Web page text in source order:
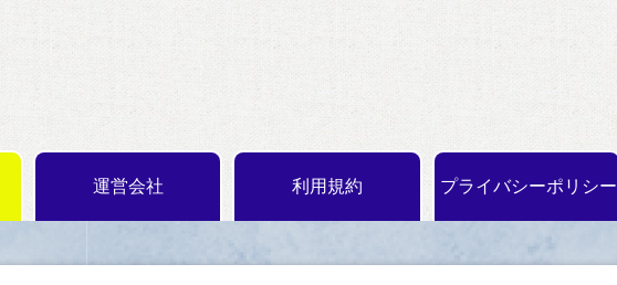
運営会社 利用規約 プライバシーポリシー